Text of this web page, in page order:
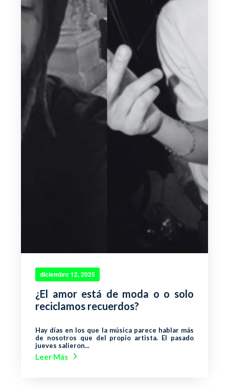
diciembre 12, 2025
¿El amor está de moda o o solo
reciclamos recuerdos?
Hay días en los que la música parece hablar más
de nosotros que del propio artista. El pasado
jueves salieron...
Leer Más